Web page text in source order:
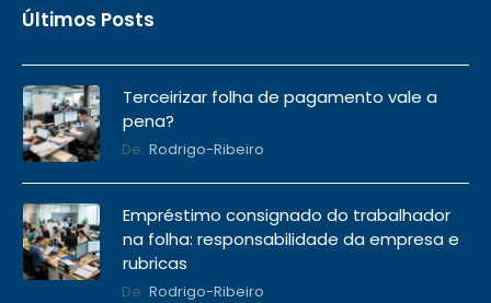
Últimos Posts
Terceirizar folha de pagamento vale a
pena?
De: Rodrigo-Ribeiro
Empréstimo consignado do trabalhador
na folha: responsabilidade da empresa e
rubricas
De: Rodrigo-Ribeiro